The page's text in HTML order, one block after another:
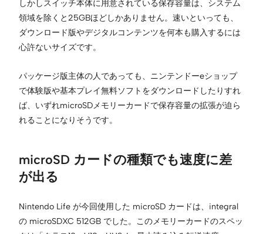
しかしスイッチ本体に用意されている保存容量は、システム
領域を除くと25GBほどしかありません。速いといっても、
ダウンロード版やデジタルコンテンツを何本も購入するには
心許ないサイズです。
パッケージ版主体の人であっても、ニンテンドーeショップ
で体験版や基本プレイ無料ソフトをダウンロードしたりすれ
ば、いずれmicroSDメモリーカードで保存容量の拡張が迫ら
れることになりそうです。
microSD カードの種類でも速度に差
が出る
Nintendo Life が今回使用した microSD カードは、integral
の microSDXC 512GB でした。このメモリーカードのスペッ